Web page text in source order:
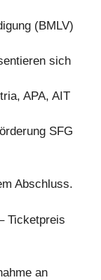
(BMLV)
sich
APA, AIT
SFG
Abschluss.
Ticketpreis
an